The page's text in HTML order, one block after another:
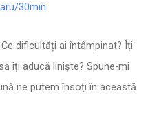
30min
dificultăți ai întâmpinat? Îți
îți aducă liniște? Spune-mi
ne putem însoți în această